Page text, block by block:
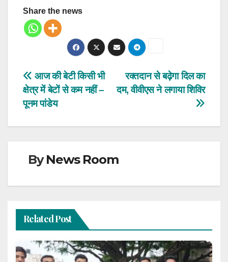
Share the news
Post
navigation
रक्तदान से बढ़ेगा दिल का
दम, वीवीएस ने लगाया शिविर
आज की बेटी किसी भी
क्षेत्र में बेटों से कम नहीं –
पूनम पांडेय
ByNews Room
Related Post